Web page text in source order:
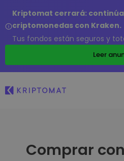
Kriptomat cerrará:
criptomonedas con Kraken.
Tus fondos están seguros y
Leer
Comprar